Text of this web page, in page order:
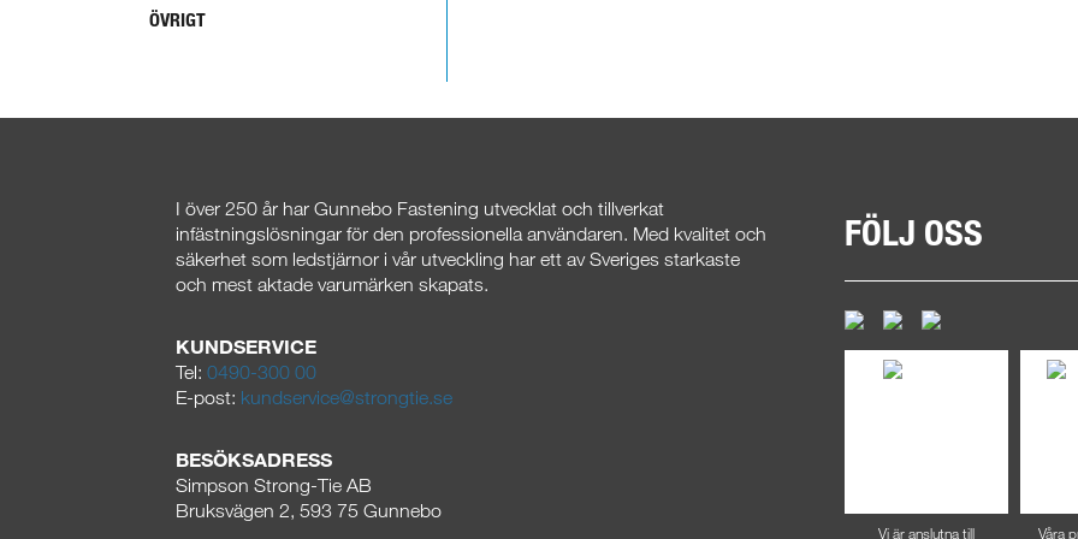
ÖVRIGT
I över 250 år har Gunnebo Fastening utvecklat och tillverkat
infästningslösningar för den professionella användaren. Med kvalitet och
säkerhet som ledstjärnor i vår utveckling har ett av Sveriges starkaste
och mest aktade varumärken skapats.
KUNDSERVICE
Tel: 0490-300 00
E-post: kundservice@strongtie.se
BESÖKSADRESS
Simpson Strong-Tie AB
Bruksvägen 2, 593 75 Gunnebo
FÖLJ OSS
Vi är anslutna till Våra